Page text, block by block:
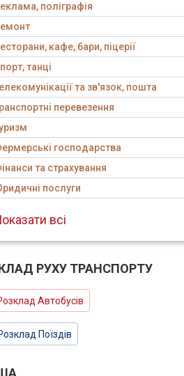
поліграфія
кафе, бари, піцерії
танці
та зв'язок, пошта
перевезення
господарства
та страхування
послуги
всі
РУХУ ТРАНСПОРТУ
Автобусів
Поїздів